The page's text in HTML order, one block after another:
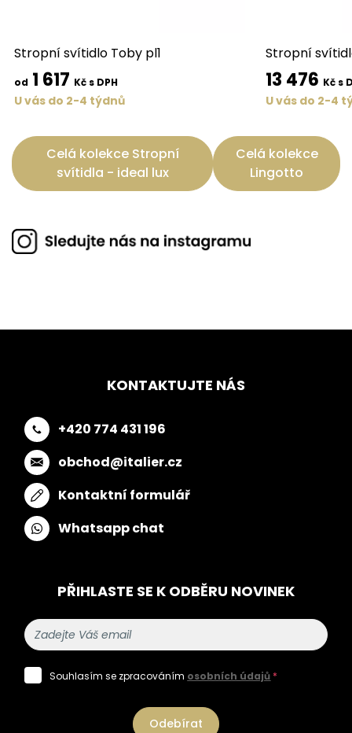
Stropní svítidlo Toby pl1
od 1 617 Kč s DPH
U vás do 2-4 týdnů
Stropní
13 476 Kč s
U vás do 2-4
Celá kolekce Stropní
svítidla - ideal lux
Celá kolekce
Lingotto
KONTAKTUJTE NÁS
+420 774 431 196
obchod@italier.cz
Kontaktní formulář
Whatsapp chat
PŘIHLASTE SE K ODBĚRU NOVINEK
Souhlasím se zpracováním osobních údajů *
Odebírat